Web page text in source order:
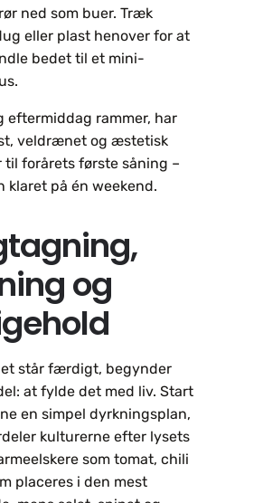
ned som buer. Træk
eller plast henover for at
bedet til et mini-
eftermiddag rammer, har
veldrænet og æstetisk
til forårets første såning –
klaret på én weekend.
og
står færdigt, begynder
at fylde det med liv. Start
en simpel dyrkningsplan,
kulturerne efter lysets
som tomat, chili
placeres i den mest